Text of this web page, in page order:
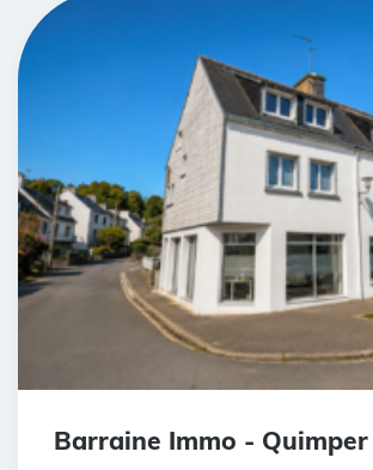
Barraine Immo - Quimper